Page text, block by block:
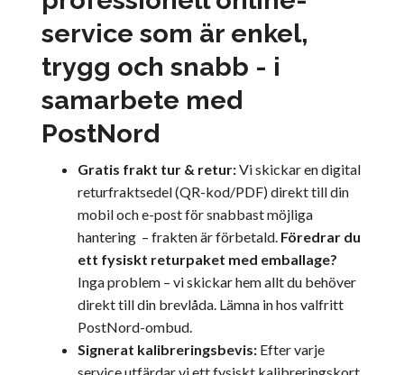
service som är enkel,
trygg och snabb - i
samarbete med
PostNord
Gratis frakt tur & retur:Vi skickar en digital
returfraktsedel (QR-kod/PDF) direkt till din
mobil och e-post för snabbast möjliga
hantering – frakten är förbetald. Föredrar du
ett fysiskt returpaket med emballage?
Inga problem – vi skickar hem allt du behöver
direkt till din brevlåda. Lämna in hos valfritt
PostNord-ombud.
Signerat kalibreringsbevis: Efter varje